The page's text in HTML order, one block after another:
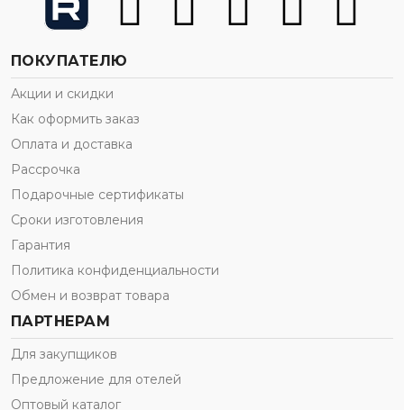
ПОКУПАТЕЛЮ
Акции и скидки
Как оформить заказ
Оплата и доставка
Рассрочка
Подарочные сертификаты
Сроки изготовления
Гарантия
Политика конфиденциальности
Обмен и возврат товара
ПАРТНЕРАМ
Для закупщиков
Предложение для отелей
Оптовый каталог